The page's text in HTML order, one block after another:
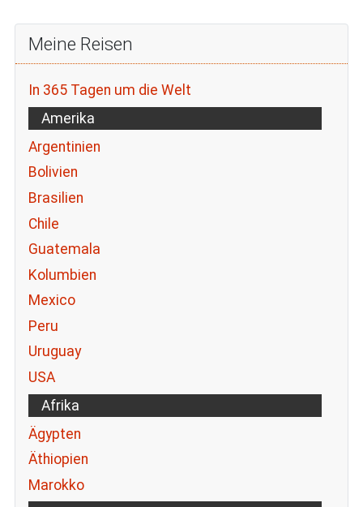
Meine Reisen
In 365 Tagen um die Welt
Amerika
Argentinien
Bolivien
Brasilien
Chile
Guatemala
Kolumbien
Mexico
Peru
Uruguay
USA
Afrika
Ägypten
Äthiopien
Marokko